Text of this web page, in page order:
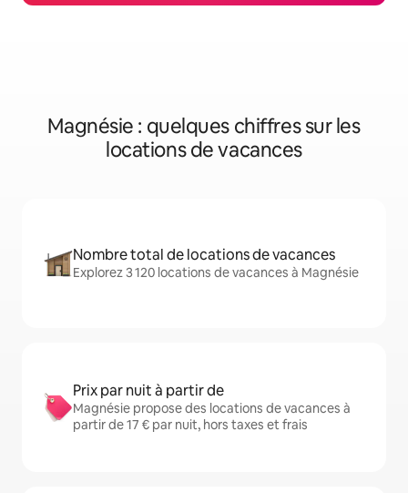
Magnésie : quelques chiffres sur les
locations de vacances
Nombre total de locations de vacances
Explorez 3 120 locations de vacances à Magnésie
Prix par nuit à partir de
Magnésie propose des locations de vacances à
partir de 17 € par nuit, hors taxes et frais